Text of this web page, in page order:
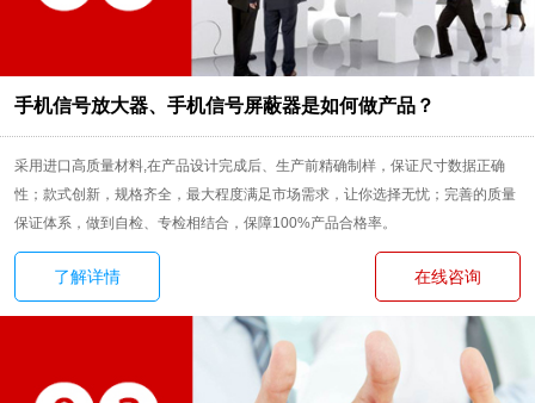
手机信号放大器、手机信号屏蔽器是如何做产品？
采用进口高质量材料,在产品设计完成后、生产前精确制样，保证尺寸数据正确
性；款式创新，规格齐全，最大程度满足市场需求，让你选择无忧；完善的质量
保证体系，做到自检、专检相结合，保障100%产品合格率。
了解详情 在线咨询